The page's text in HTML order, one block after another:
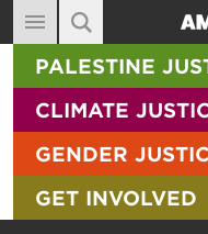
MAIN NAVIGATION
ABOUT
DIARY
BLOG
RESOURCES
SITE SEARCH
SEARCH THE
PALESTINE
CLIMATE
GENDER
GET INVOLVED